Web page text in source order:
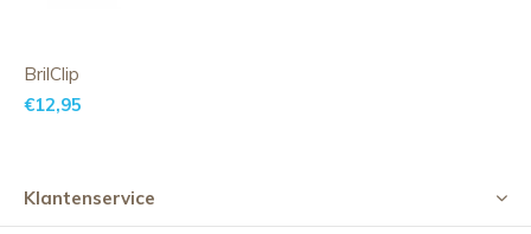
BrilClip
€12,95
Klantenservice